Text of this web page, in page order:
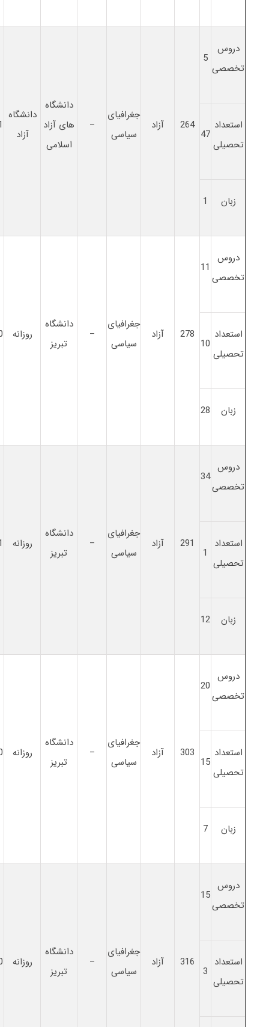
دروس
تخصصی
5
264 آزاد
جغرافیای
سیاسی
–
دانشگاه
های آزاد
اسلامی
دانشگاه
آزاد
استعداد
تحصیلی
47
زبان 1
دروس
تخصصی
11
278 آزاد
جغرافیای
سیاسی
–
دانشگاه
تبریز
روزانه
استعداد
تحصیلی
10
زبان 28
دروس
تخصصی
34
291 آزاد
جغرافیای
سیاسی
–
دانشگاه
تبریز
روزانه
استعداد
تحصیلی
1
زبان 12
دروس
تخصصی
20
303 آزاد
جغرافیای
سیاسی
–
دانشگاه
تبریز
روزانه
استعداد
تحصیلی
15
زبان 7
دروس
تخصصی
15
316 آزاد
جغرافیای
سیاسی
–
دانشگاه
تبریز
روزانه
استعداد
تحصیلی
3